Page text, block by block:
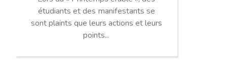
étudiants et des manifestants se
sont plaints que leurs actions et leurs
points...